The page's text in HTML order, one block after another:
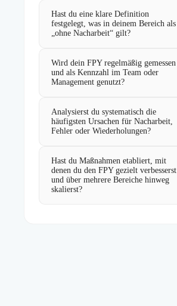
Hast du eine klare Definition
festgelegt, was in deinem Bereich als
„ohne Nacharbeit“ gilt?
Wird dein FPY regelmäßig gemessen
und als Kennzahl im Team oder
Management genutzt?
Analysierst du systematisch die
häufigsten Ursachen für Nacharbeit,
Fehler oder Wiederholungen?
Hast du Maßnahmen etabliert, mit
denen du den FPY gezielt verbesserst
und über mehrere Bereiche hinweg
skalierst?